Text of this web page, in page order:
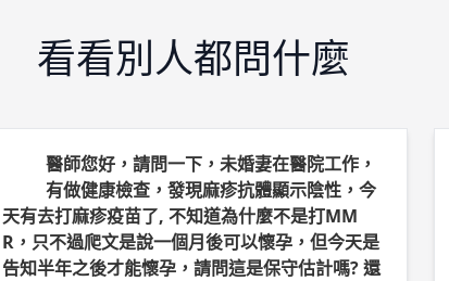
看看別人都問什麼
醫師您好，請問一下，未婚妻在醫院工作，
有做健康檢查，發現麻疹抗體顯示陰性，今
天有去打麻疹疫苗了, 不知道為什麼不是打MM
R，只不過爬文是說一個月後可以懷孕，但今天是
告知半年之後才能懷孕，請問這是保守估計嗎? 還